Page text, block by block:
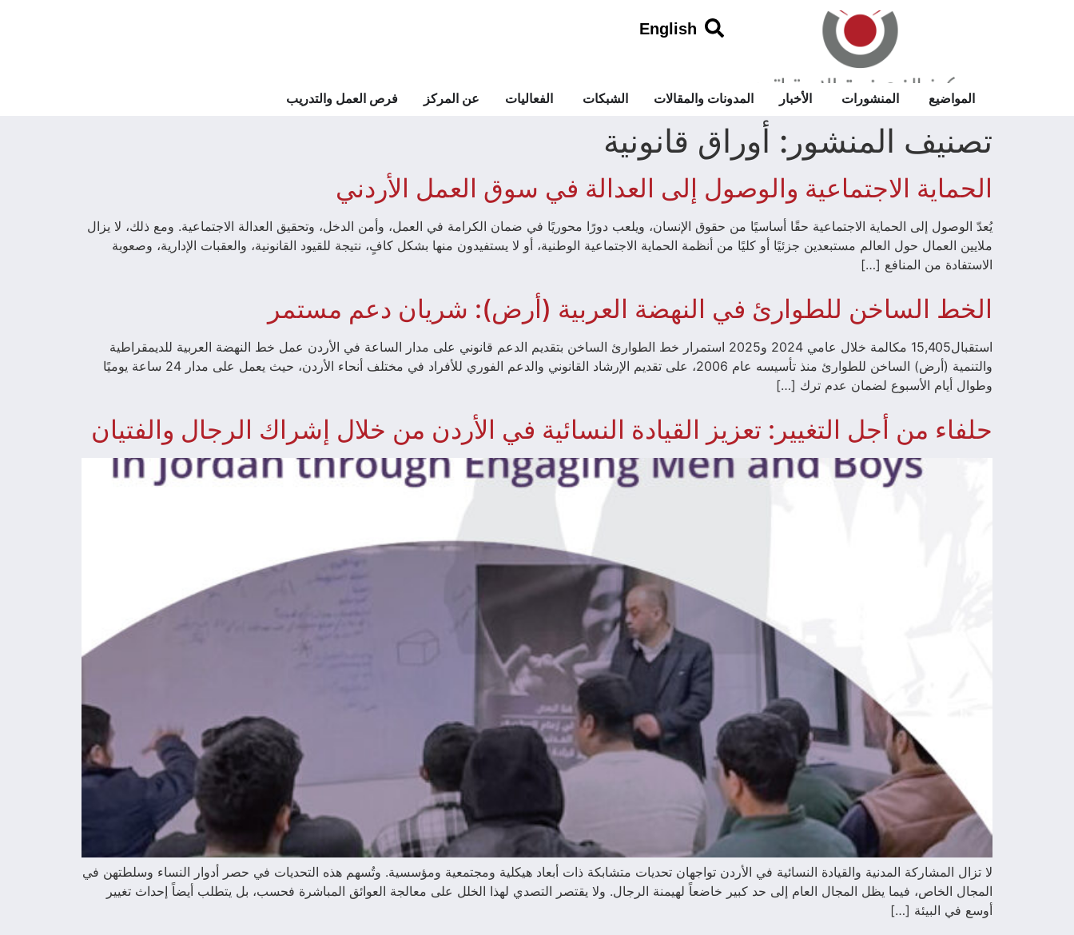
English
المواضيع المنشورات الأخبار المدونات والمقالات الشبكات الفعاليات عن المركز فرص العمل والتدريب
تصنيف المنشور: أوراق قانونية
الحماية الاجتماعية والوصول إلى العدالة في سوق العمل الأردني
يُعدّ الوصول إلى الحماية الاجتماعية حقًا أساسيًا من حقوق الإنسان، ويلعب دورًا محوريًا في ضمان الكرامة في العمل، وأمن الدخل، وتحقيق العدالة الاجتماعية. ومع ذلك، لا يزال
ملايين العمال حول العالم مستبعدين جزئيًا أو كليًا من أنظمة الحماية الاجتماعية الوطنية، أو لا يستفيدون منها بشكل كافٍ، نتيجة للقيود القانونية، والعقبات الإدارية، وصعوبة
الاستفادة من المنافع […]
الخط الساخن للطوارئ في النهضة العربية (أرض): شريان دعم مستمر
استقبال15,405 مكالمة خلال عامي 2024 و2025 استمرار خط الطوارئ الساخن بتقديم الدعم قانوني على مدار الساعة في الأردن عمل خط النهضة العربية للديمقراطية
والتنمية (أرض) الساخن للطوارئ منذ تأسيسه عام 2006، على تقديم الإرشاد القانوني والدعم الفوري للأفراد في مختلف أنحاء الأردن، حيث يعمل على مدار 24 ساعة يوميًا
وطوال أيام الأسبوع لضمان عدم ترك […]
حلفاء من أجل التغيير: تعزيز القيادة النسائية في الأردن من خلال إشراك الرجال والفتيان
لا تزال المشاركة المدنية والقيادة النسائية في الأردن تواجهان تحديات متشابكة ذات أبعاد هيكلية ومجتمعية ومؤسسية. وتُسهم هذه التحديات في حصر أدوار النساء وسلطتهن في
المجال الخاص، فيما يظل المجال العام إلى حد كبير خاضعاً لهيمنة الرجال. ولا يقتصر التصدي لهذا الخلل على معالجة العوائق المباشرة فحسب، بل يتطلب أيضاً إحداث تغيير
أوسع في البيئة […]